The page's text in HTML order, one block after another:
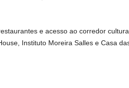
e acesso ao corredor
Instituto Moreira Salles e Casa